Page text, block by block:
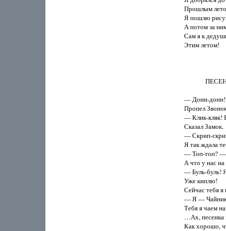
Прошлым
Я пошлю
А потом за
Сам я к
Этим летом!
— Донн-донн!
Пропел
— Клик-кляк!
Сказал Замок.
— Скрип-
Я так ждала
— Топ-топ? —
А что у нас на
— Буль-буль!
Уже киплю!
Сейчас тебя
— Я —
Тебя я чаем
…Ах, песенка
Как хорошо,